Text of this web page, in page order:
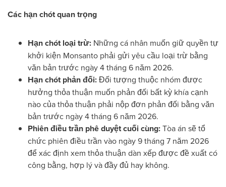
Các hạn chót quan trọng
Hạn chót loại trừ: Những cá nhân muốn giữ quyền tự
khởi kiện Monsanto phải gửi yêu cầu loại trừ bằng
văn bản trước ngày 4 tháng 6 năm 2026.
Hạn chót phản đối:Đối tượng thuộc nhóm được
hưởng thỏa thuận muốn phản đối bất kỳ khía cạnh
nào của thỏa thuận phải nộp đơn phản đối bằng văn
bản trước ngày 4 tháng 6 năm 2026.
Phiên điều trần phê duyệt cuối cùng:Tòa án sẽ tổ
chức phiên điều trần vào ngày 9 tháng 7 năm 2026
để xác định xem thỏa thuận dàn xếp được đề xuất có
công bằng, hợp lý và đầy đủ hay không.